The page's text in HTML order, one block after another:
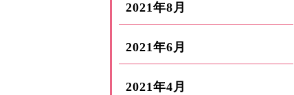
2021年8月
2021年6月
2021年4月